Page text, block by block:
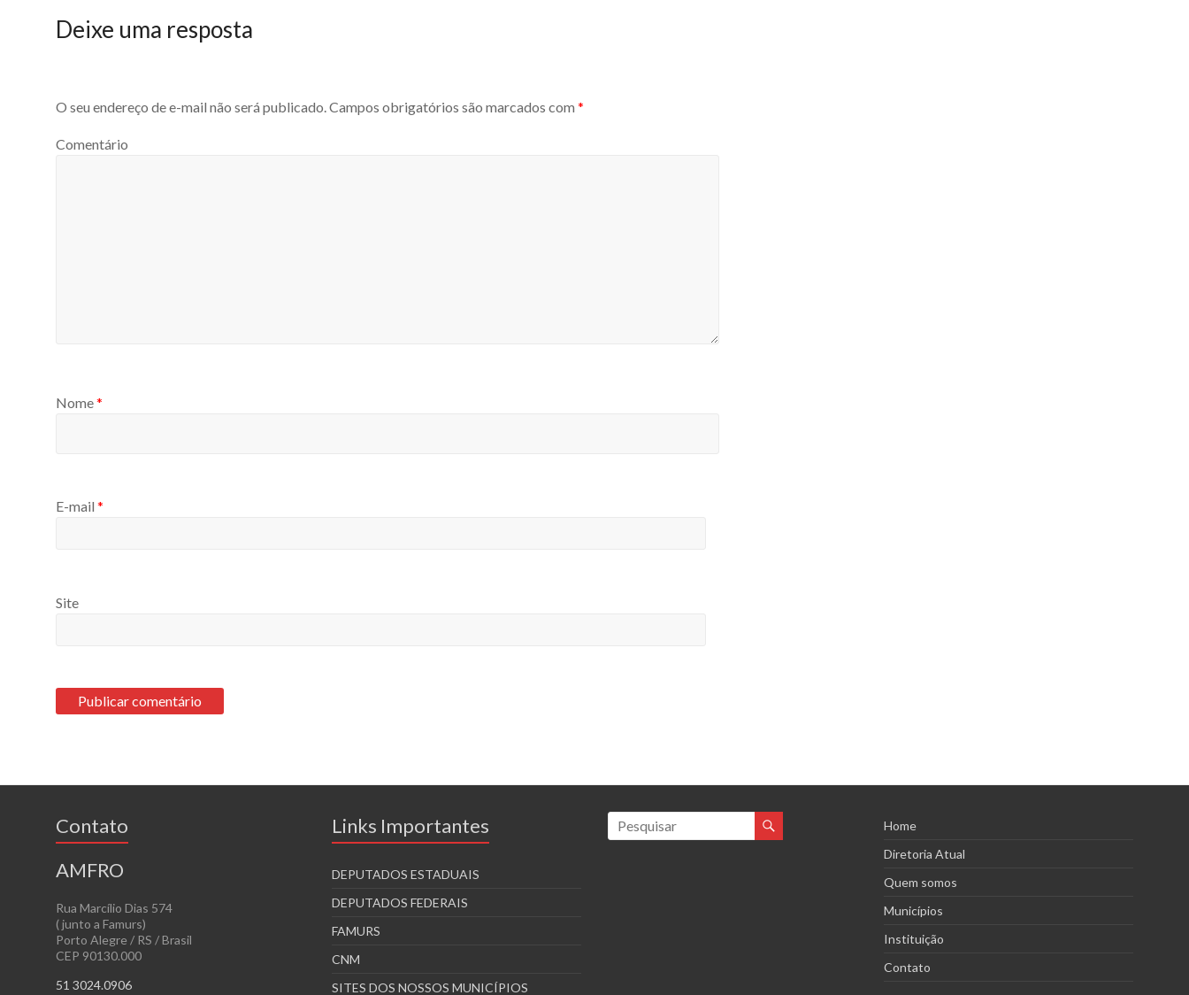
Deixe uma resposta
O seu endereço de e-mail não será publicado.Campos obrigatórios são marcados com *
Comentário
Nome*
E-mail *
Site
Contato
AMFRO
Rua Marcílio Dias 574
( junto a Famurs)
Porto Alegre / RS / Brasil
CEP 90130.000
51 3024.0906
Links Importantes
DEPUTADOS ESTADUAIS
DEPUTADOS FEDERAIS
FAMURS
CNM
SITES DOS NOSSOS MUNICÍPIOS
Home
Diretoria Atual
Quem somos
Municípios
Instituição
Contato